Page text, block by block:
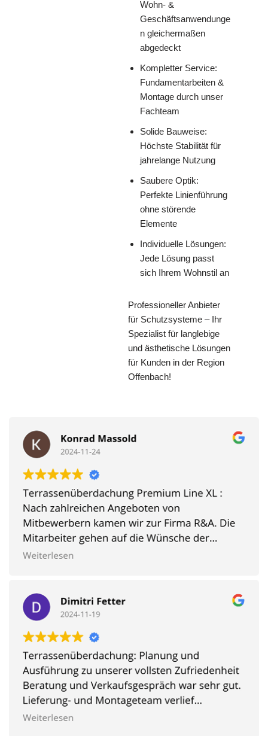
Wohn- &
Geschäftsanwendunge
n gleichermaßen
abgedeckt
Kompletter Service:
Fundamentarbeiten &
Montage durch unser
Fachteam
Solide Bauweise:
Höchste Stabilität für
jahrelange Nutzung
Saubere Optik:
Perfekte Linienführung
ohne störende
Elemente
Individuelle Lösungen:
Jede Lösung passt
sich Ihrem Wohnstil an
Professioneller Anbieter
für Schutzsysteme – Ihr
Spezialist für langlebige
und ästhetische Lösungen
für Kunden in der Region
Offenbach!